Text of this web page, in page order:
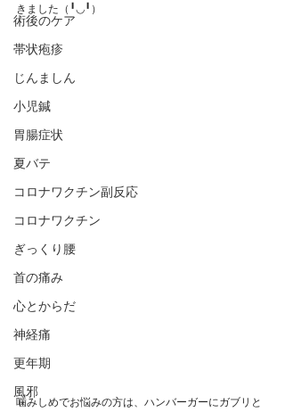
術後のケア
帯状疱疹
じんましん
小児鍼
胃腸症状
夏バテ
コロナワクチン副反応
コロナワクチン
ぎっくり腰
首の痛み
心とからだ
神経痛
更年期
風邪
きました（╹◡╹）
噛みしめでお悩みの方は、ハンバーガーにガブリと